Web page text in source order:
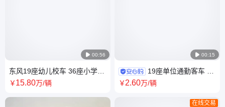
 00:56
东风19座幼儿校车 36座小学生
安全接送 24-42座 国六柴油
￥15.80万/辆
 00:15
19座单位通勤客车 公
路客运 东风少林 柴油电动 25-
￥2.60万/辆
在线交易